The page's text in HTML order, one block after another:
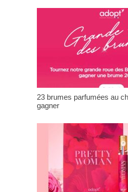
23 brumes parfumées au
gagner